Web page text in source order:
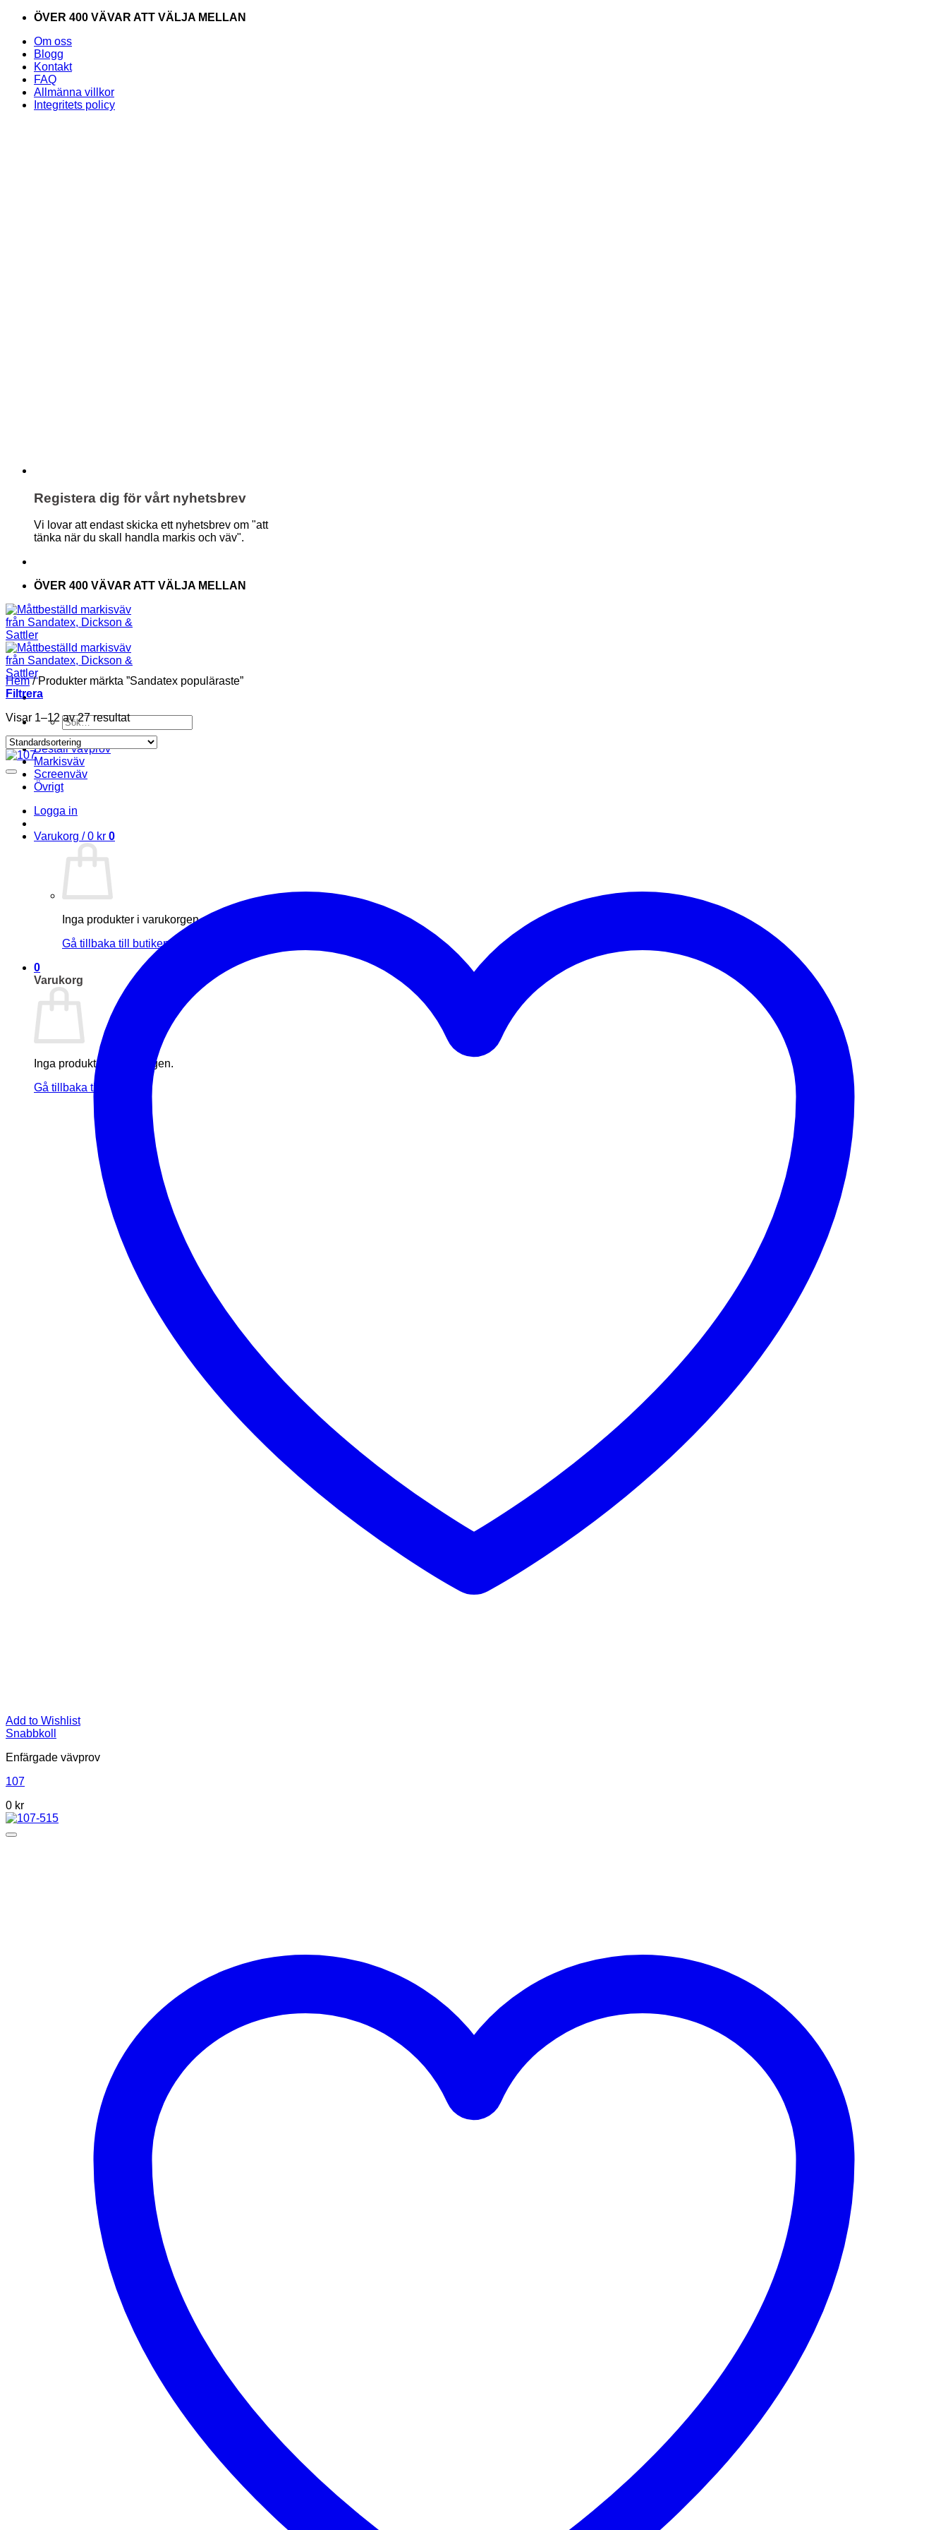
Skip
content
ÖVER 400 VÄVAR ATT VÄLJA MELLAN
Om oss
Blogg
Kontakt
FAQ
Allmänna villkor
Integritets policy
Registera dig för vårt nyhetsbrev
Vi lovar att endast skicka ett nyhetsbrev om "att
tänka när du skall handla markis och väv".
ÖVER 400 VÄVAR ATT VÄLJA MELLAN
Sök
efter:
Beställ vävprov
Markisväv
Screenväv
Övrigt
Logga in
Varukorg /0 kr 0
Inga produkter i varukorgen.
Gå tillbaka till butiken
0
Varukorg
Inga produkter i varukorgen.
Gå tillbaka till butiken
Hem /Produkter märkta ”Sandatex populäraste”
Filtrera
Visar 1–12 av 27 resultat
Add to Wishlist
Snabbkoll
Enfärgade vävprov
107
0 kr